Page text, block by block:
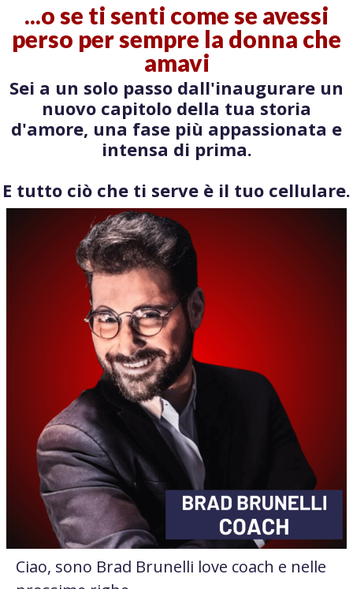
...o se ti senti come se avessi
perso per sempre la donna che
amavi
Sei a un solo passo dall'inaugurare un
nuovo capitolo della tua storia
d'amore, una fase più appassionata e
intensa di prima.
E tutto ciò che ti serve è il tuo cellulare.
Ciao, sono Brad Brunelli love coach e nelle